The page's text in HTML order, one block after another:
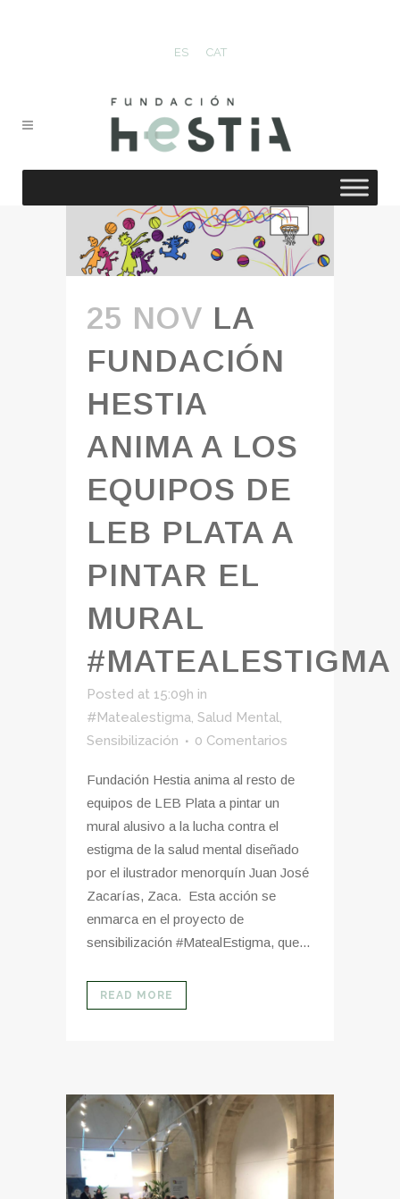
ES CAT
25 NOV LA
FUNDACIÓN
HESTIA
ANIMA A LOS
EQUIPOS DE
LEB PLATA A
PINTAR EL
MURAL
#MATEALESTIGMA
Posted at 15:09h in
#Matealestigma, Salud Mental,
Sensibilización
0 Comentarios
Fundación Hestia anima al resto de
equipos de LEB Plata a pintar un
mural alusivo a la lucha contra el
estigma de la salud mental diseñado
por el ilustrador menorquín Juan José
Zacarías, Zaca. Esta acción se
enmarca en el proyecto de
sensibilización #MatealEstigma, que...
READ MORE